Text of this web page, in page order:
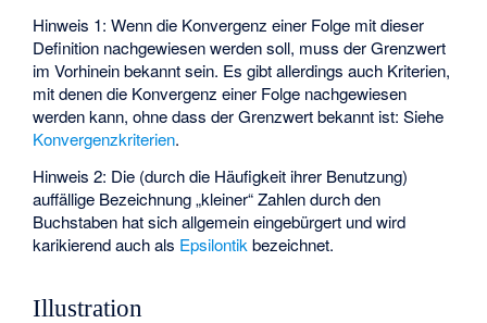
Hinweis 1: Wenn die Konvergenz einer Folge mit dieser
Definition nachgewiesen werden soll, muss der Grenzwert
im Vorhinein bekannt sein. Es gibt allerdings auch Kriterien,
mit denen die Konvergenz einer Folge nachgewiesen
werden kann, ohne dass der Grenzwert bekannt ist: Siehe
Konvergenzkriterien.
Hinweis 2: Die (durch die Häufigkeit ihrer Benutzung)
auffällige Bezeichnung „kleiner“ Zahlen durch den
Buchstaben hat sich allgemein eingebürgert und wird
karikierend auch als Epsilontikbezeichnet.
Illustration